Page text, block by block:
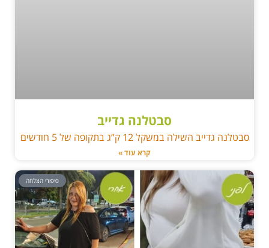
סבטלנה גדייב
סבטלנה גדייב השילה במשקל 12 ק”ג בתקופה של 5 חודשים
קרא עוד »
סיפורי הצלחה